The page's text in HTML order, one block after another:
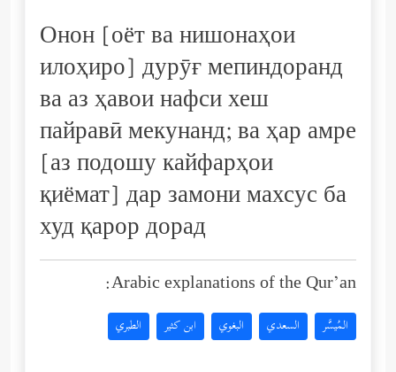
Онон [оёт ва нишонаҳои
илоҳиро] дурӯғ мепиндоранд
ва аз ҳавои нафси хеш
пайравӣ мекунанд; ва ҳар амре
[аз подошу кайфарҳои
қиёмат] дар замони махсус ба
худ қарор дорад
Arabic explanations of the Qur’an:
المُيسَّر السعدي البغوي ابن كثير الطبري